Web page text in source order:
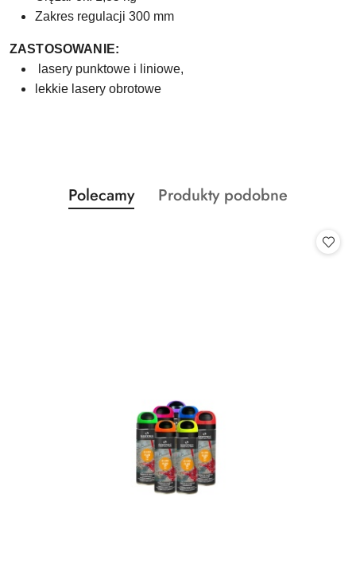
Zakres regulacji 300 mm
ZASTOSOWANIE:
lasery punktowe i liniowe,
lekkie lasery obrotowe
Pomiń karuzelę produktów
Produkty
o
Polecamy
Produkty
Produkty podobne